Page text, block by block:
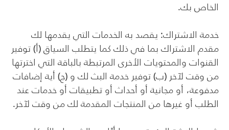
الخاص بك.
خدمة الاشتراك: يقصد به الخدمات التي يقدمها لك
مقدم الاشتراك بما في ذلك كما يتطلب السياق (أ) توفير
القنوات والمحتويات الأخرى المرتبطة بالباقة التي اخترتها
من وقت لآخر (ب) توفير خدمة البث لك و (ج) أية إضافات
مدفوعة، أو مجانية أو أحداث أو تطبيقات أو خدمات عند
الطلب أو غيرها من المنتجات المقدمة لك من وقت لآخر.